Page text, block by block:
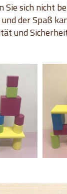
Sie sich
der Spaß
und